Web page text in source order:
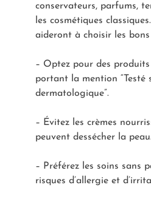
conservateurs, parfums,
les cosmétiques
aideront à choisir les bons
– Optez pour des
portant la mention “Testé
dermatologique”.
– Évitez les crèmes
peuvent dessécher la peau.
– Préférez les soins sans
risques d’allergie et